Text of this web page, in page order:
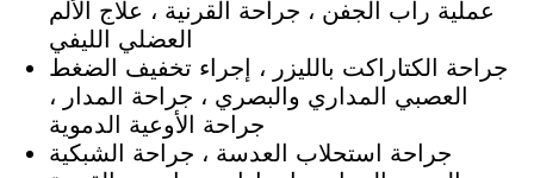
عملية رأب الجفن ، جراحة القرنية ، علاج الألم
العضلي الليفي
جراحة الكتاراكت بالليزر ، إجراء تخفيف الضغط
العصبي المداري والبصري ، جراحة المدار ،
جراحة الأوعية الدموية
جراحة استحلاب العدسة ، جراحة الشبكية